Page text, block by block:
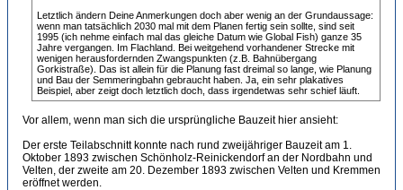
Letztlich ändern Deine Anmerkungen doch aber wenig an der Grundaussage:
wenn man tatsächlich 2030 mal mit dem Planen fertig sein sollte, sind seit
1995 (ich nehme einfach mal das gleiche Datum wie Global Fish) ganze 35
Jahre vergangen. Im Flachland. Bei weitgehend vorhandener Strecke mit
wenigen herausfordernden Zwangspunkten (z.B. Bahnübergang
Gorkistraße). Das ist allein für die Planung fast dreimal so lange, wie Planung
und Bau der Semmeringbahn gebraucht haben. Ja, ein sehr plakatives
Beispiel, aber zeigt doch letztlich doch, dass irgendetwas sehr schief läuft.
Vor allem, wenn man sich die ursprüngliche Bauzeit hier ansieht:
Der erste Teilabschnitt konnte nach rund zweijähriger Bauzeit am 1.
Oktober 1893 zwischen Schönholz-Reinickendorf an der Nordbahn und
Velten, der zweite am 20. Dezember 1893 zwischen Velten und Kremmen
eröffnet werden.